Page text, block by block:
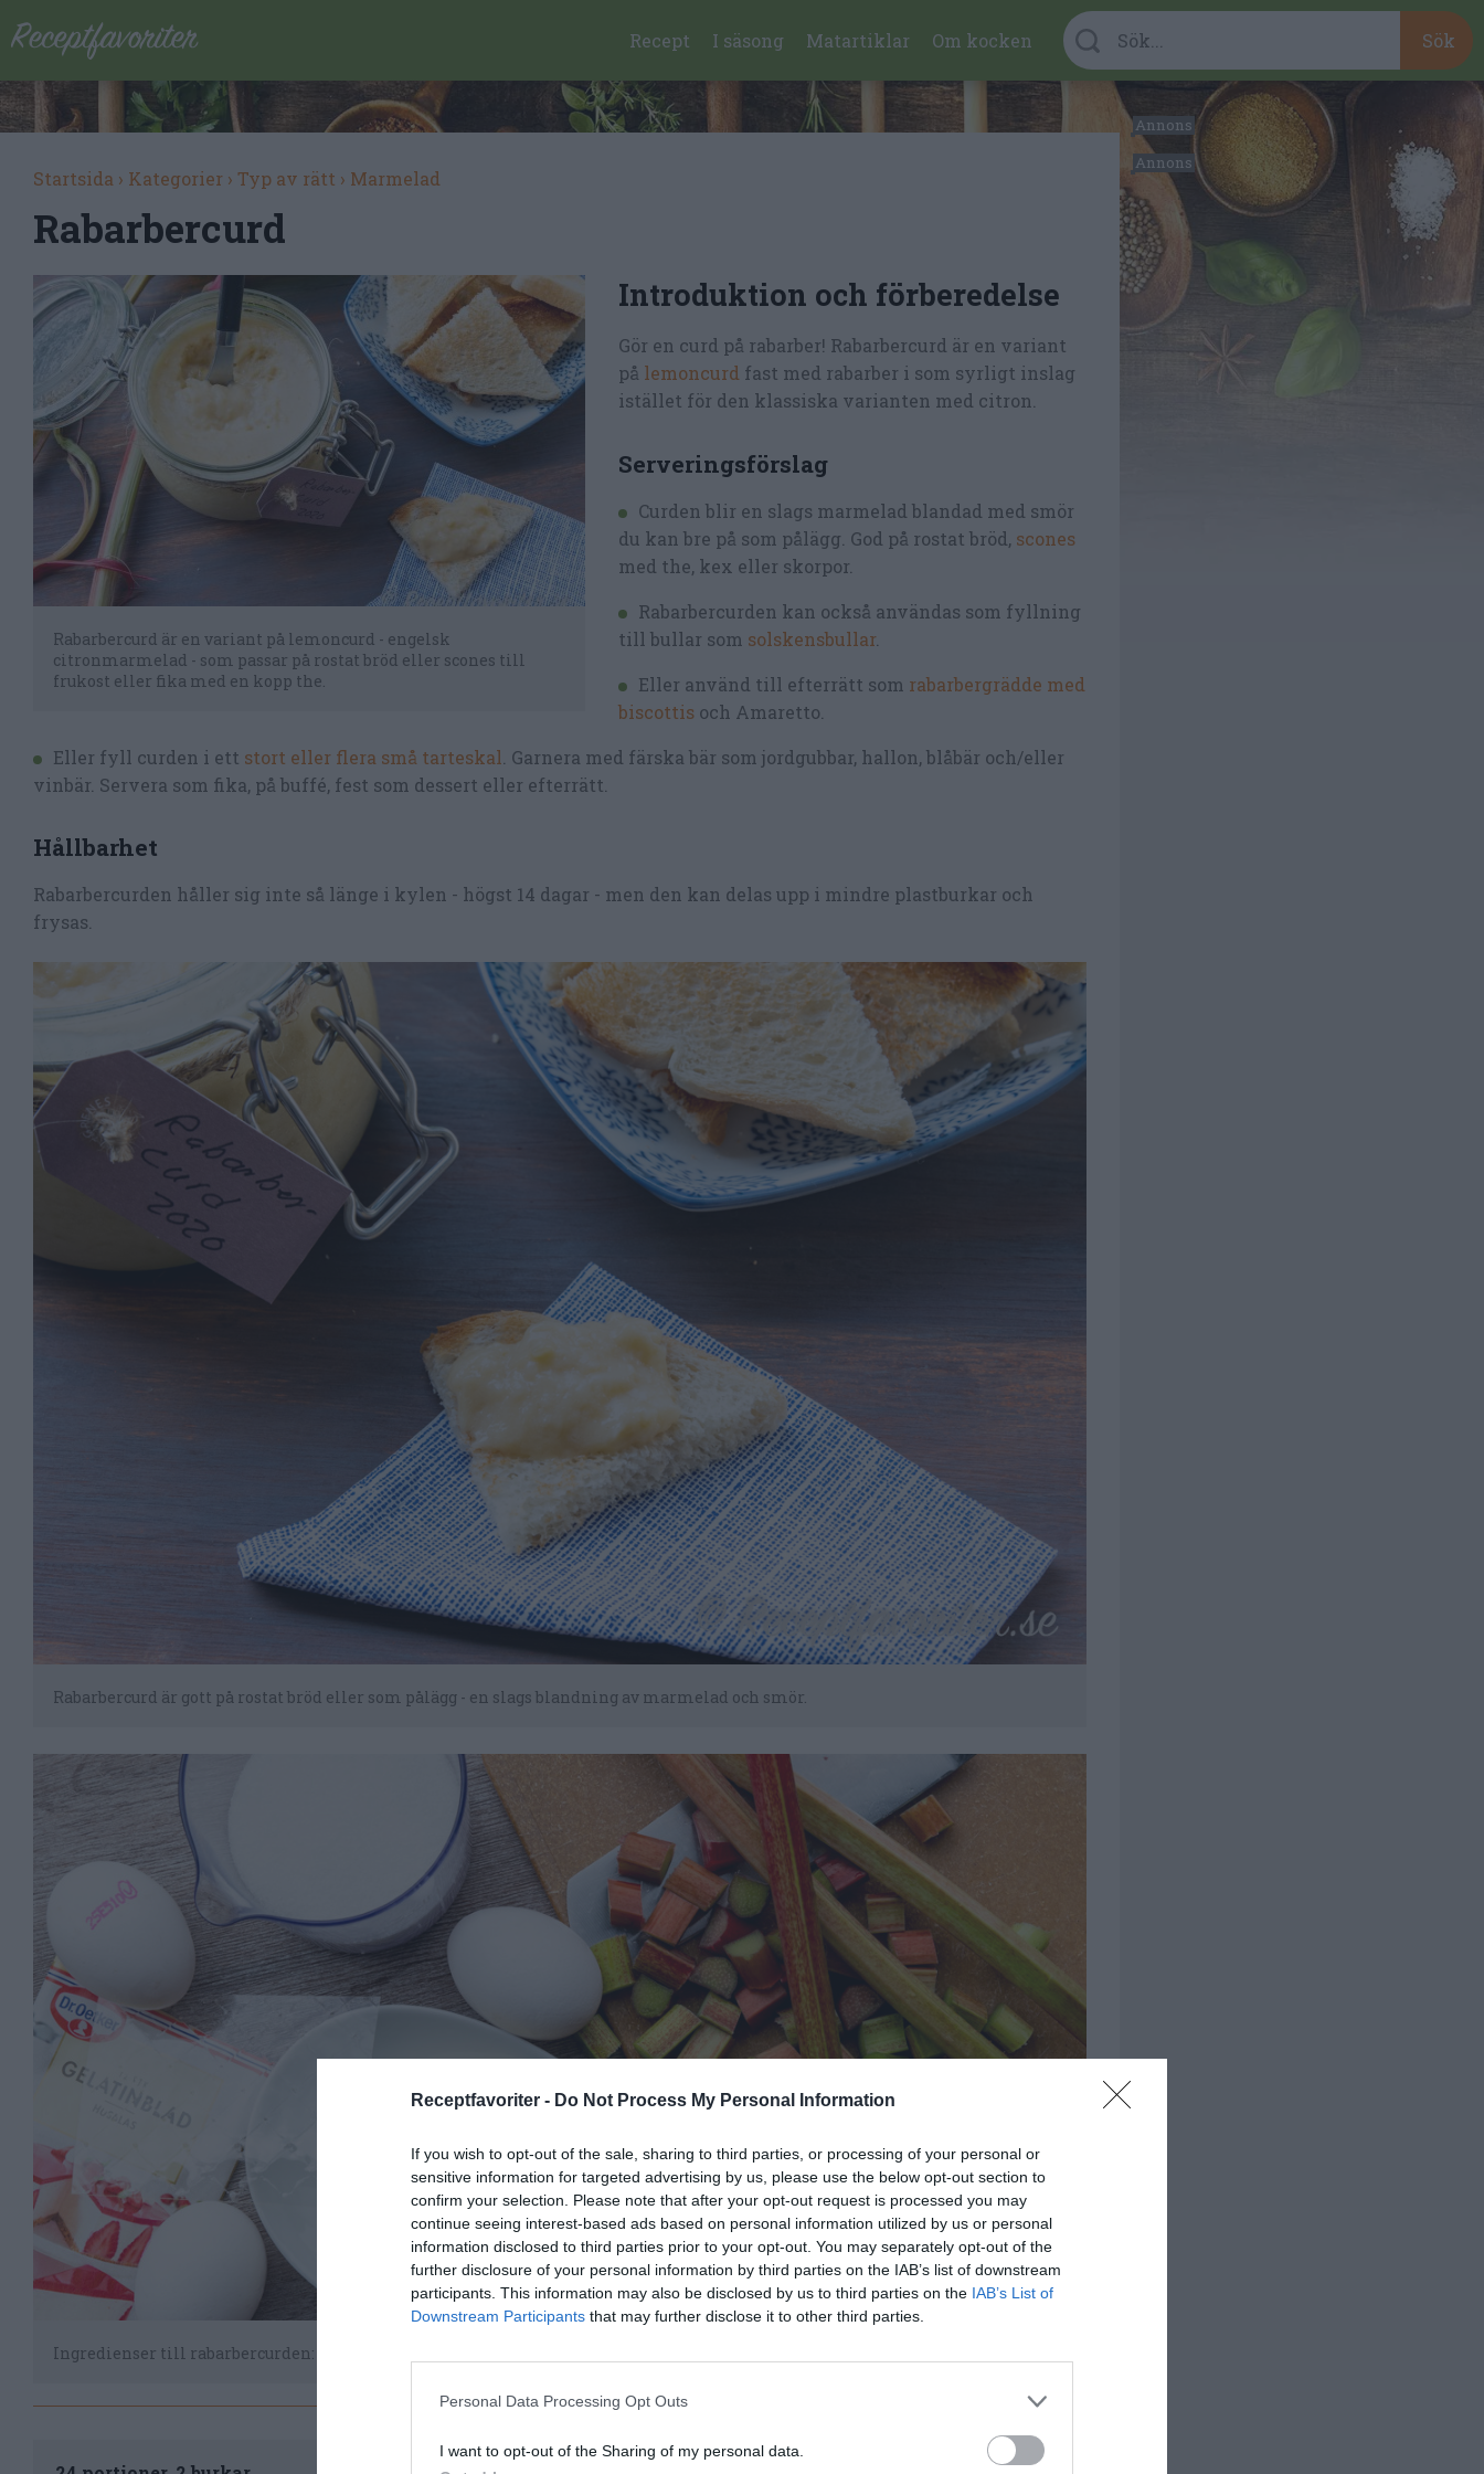
Receptfavoriter - Do Not Process My Personal Information
If you wish to opt-out of the sale, sharing to third parties, or processing of your personal or
sensitive information for targeted advertising by us, please use the below opt-out section to
confirm your selection. Please note that after your opt-out request is processed you may
continue seeing interest-based ads based on personal information utilized by us or personal
information disclosed to third parties prior to your opt-out. You may separately opt-out of the
further disclosure of your personal information by third parties on the IAB’s list of downstream
participants. This information may also be disclosed by us to third parties on the IAB’s List of
Downstream Participants that may further disclose it to other third parties.
Personal Data Processing Opt Outs
I want to opt-out of the Sharing of my personal data.
Recept I säsong Matartiklar Om kocken
Startsida › Kategorier › Typ av rätt › Marmelad
Rabarbercurd
Rabarbercurd är en variant på lemoncurd - engelsk
citronmarmelad - som passar på rostat bröd eller scones till
frukost eller fika med en kopp the.
Introduktion och förberedelse
Gör en curd på rabarber! Rabarbercurd är en variant
på lemoncurd fast med rabarber i som syrligt inslag
istället för den klassiska varianten med citron.
Serveringsförslag
Curden blir en slags marmelad blandad med smör
du kan bre på som pålägg. God på rostat bröd, scones
med the, kex eller skorpor.
Rabarbercurden kan också användas som fyllning
till bullar som solskensbullar.
Eller använd till efterrätt som rabarbergrädde med
biscottis och Amaretto.
Eller fyll curden i ett stort eller flera små tarteskal . Garnera med färska bär som jordgubbar, hallon, blåbär och/eller
vinbär. Servera som fika, på buffé, fest som dessert eller efterrätt.
Hållbarhet
Rabarbercurden håller sig inte så länge i kylen - högst 14 dagar - men den kan delas upp i mindre plastburkar och
frysas.
Rabarbercurd är gott på rostat bröd eller som pålägg - en slags blandning av marmelad och smör.
Ingredienser till rabarbercurden: ägg, smör, socker, rabarber och lite gelatinblad.
Tillagning